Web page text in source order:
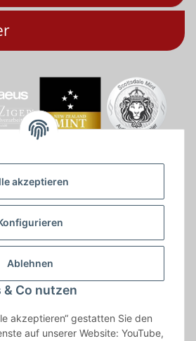
akzeptieren
Ablehnen
Co nutzen
akzeptieren“ gestatten Sie den
auf unserer Website: YouTube,
ab Zahlungseingang und innerhalb
vorbehalten. Angaben zur